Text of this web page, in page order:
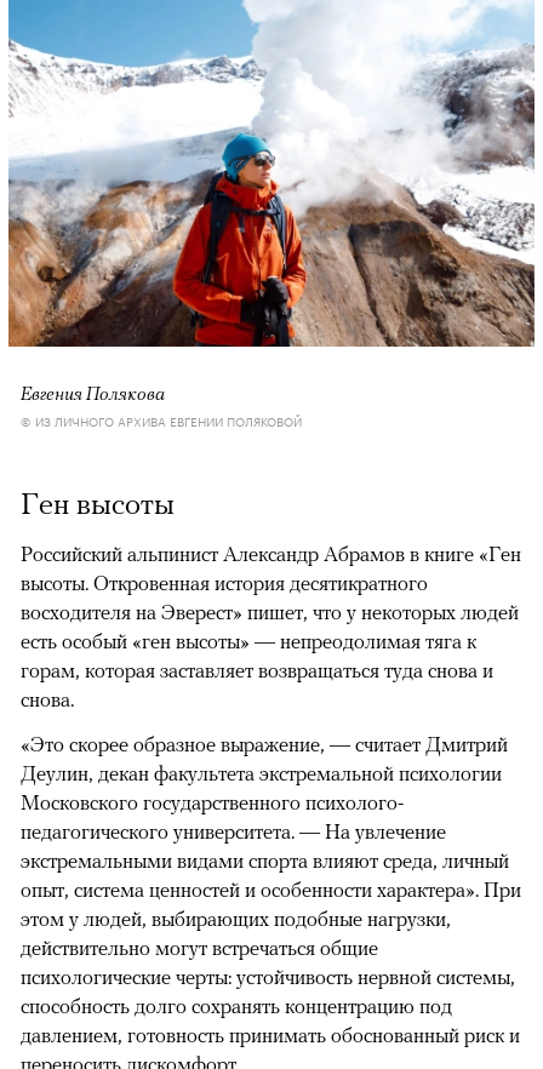
Евгения Полякова
© ИЗ ЛИЧНОГО АРХИВА ЕВГЕНИИ ПОЛЯКОВОЙ
Ген высоты
Российский альпинист Александр Абрамов в книге «Ген
высоты. Откровенная история десятикратного
восходителя на Эверест» пишет, что у некоторых людей
есть особый «ген высоты» — непреодолимая тяга к
горам, которая заставляет возвращаться туда снова и
снова.
«Это скорее образное выражение, — считает Дмитрий
Деулин, декан факультета экстремальной психологии
Московского государственного психолого-
педагогического университета. — На увлечение
экстремальными видами спорта влияют среда, личный
опыт, система ценностей и особенности характера». При
этом у людей, выбирающих подобные нагрузки,
действительно могут встречаться общие
психологические черты: устойчивость нервной системы,
способность долго сохранять концентрацию под
давлением, готовность принимать обоснованный риск и
переносить дискомфорт.